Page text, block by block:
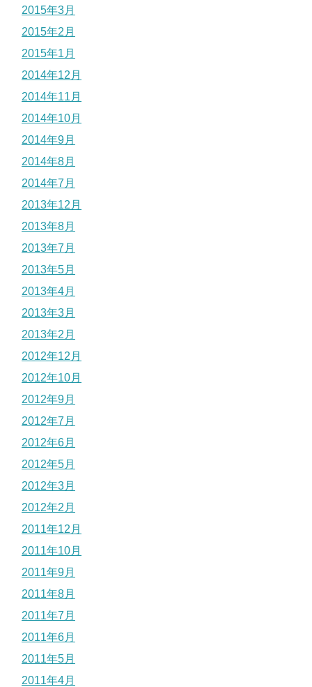
2015年3月
2015年2月
2015年1月
2014年12月
2014年11月
2014年10月
2014年9月
2014年8月
2014年7月
2013年12月
2013年8月
2013年7月
2013年5月
2013年4月
2013年3月
2013年2月
2012年12月
2012年10月
2012年9月
2012年7月
2012年6月
2012年5月
2012年3月
2012年2月
2011年12月
2011年10月
2011年9月
2011年8月
2011年7月
2011年6月
2011年5月
2011年4月